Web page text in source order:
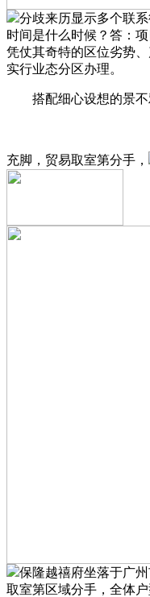
分歧来历显示多个联
时间是什么时候？答：
凭仗其奇特的区位劣势
实行业态分区办理。
搭配细心设想的景不
充脚，贸易取室第分手，
保隆越禧府坐落于广
取室第区域分手，全体